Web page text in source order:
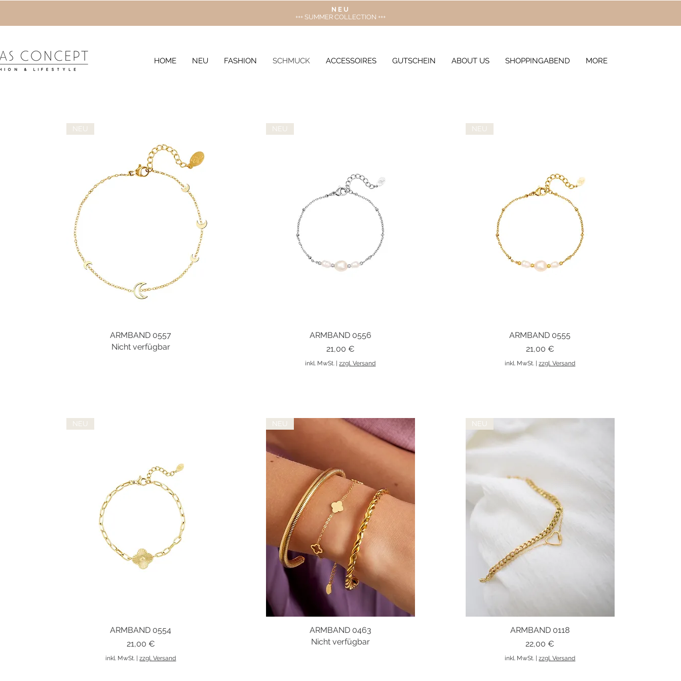
N E U
+++ SUMMER COLLECTION +++
HOME NEU FASHION SCHMUCK ACCESSOIRES GUTSCHEIN ABOUT US SHOPPINGABEND MORE
Schnellansicht
NEU
ARMBAND 0557
Nicht verfügbar
Schnellansicht
NEU
ARMBAND 0556
Preis
21,00 €
inkl. MwSt. |zzgl. Versand
Schnellansicht
NEU
ARMBAND 0555
Preis
21,00 €
inkl. MwSt. |zzgl. Versand
Schnellansicht
NEU
ARMBAND 0554
Preis
21,00 €
inkl. MwSt. |zzgl. Versand
Schnellansicht
NEU
ARMBAND 0463
Nicht verfügbar
Schnellansicht
NEU
ARMBAND 0118
Preis
22,00 €
inkl. MwSt. |zzgl. Versand